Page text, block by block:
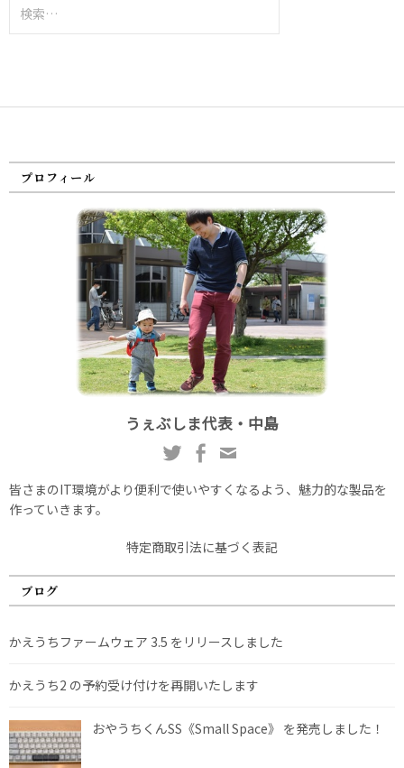
索:
プロフィール
うぇぶしま代表・中島
皆さまのIT環境がより便利で使いやすくなるよう、魅力的な製品を
作っていきます。
特定商取引法に基づく表記
ブログ
かえうちファームウェア 3.5 をリリースしました
かえうち2 の予約受け付けを再開いたします
おやうちくんSS《Small Space》 を発売しました！